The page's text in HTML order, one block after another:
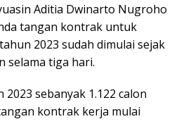
Aditia Dwinarto Nugroho
tangan kontrak untuk
2023 sudah dimulai sejak
selama tiga hari.
sebanyak 1.122 calon
kontrak kerja mulai